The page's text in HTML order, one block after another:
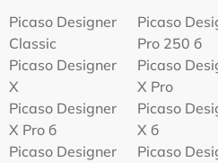
Picaso Designer
Classic
Picaso
Pro 250 б
Picaso Designer
X
Picaso
X Pro
Picaso Designer
X Pro б
Picaso
X б
Picaso Designer
Picaso